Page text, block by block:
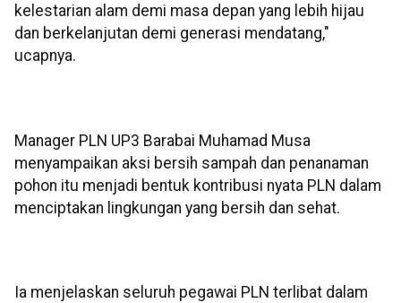
kelestarian alam demi masa depan yang lebih hijau
dan berkelanjutan demi generasi mendatang,"
ucapnya.
Manager PLN UP3 Barabai Muhamad Musa
menyampaikan aksi bersih sampah dan penanaman
pohon itu menjadi bentuk kontribusi nyata PLN dalam
menciptakan lingkungan yang bersih dan sehat.
Ia menjelaskan seluruh pegawai PLN terlibat dalam